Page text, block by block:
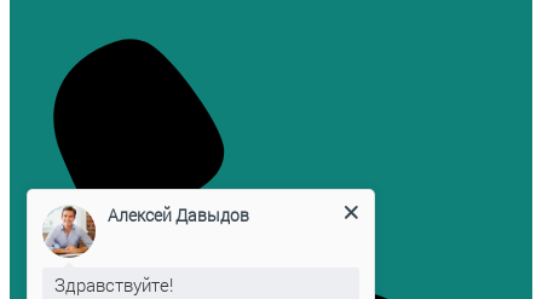
Алексей Давыдов
Здравствуйте!